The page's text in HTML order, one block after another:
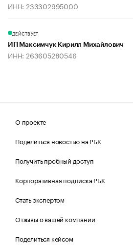
ИНН: 233302995000
ДЕЙСТВУЕТ
ИП Максимчук Кирилл Михайлович
ИНН: 263605280546
О проекте
Поделиться новостью на РБК
Получить пробный доступ
Корпоративная подписка РБК
Стать экспертом
Отзывы о вашей компании
Поделиться кейсом